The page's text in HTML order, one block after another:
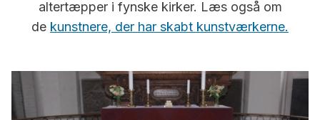
altertæpper i fynske kirker. Læs også om
de kunstnere, der har skabt kunstværkerne.